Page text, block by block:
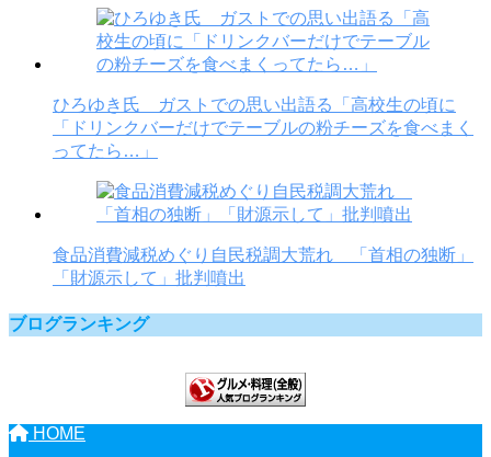
ひろゆき氏 ガストでの思い出語る「高校生の頃に
「ドリンクバーだけでテーブルの粉チーズを食べまく
ってたら…」
食品消費減税めぐり自民税調大荒れ 「首相の独断」
「財源示して」批判噴出
ブログランキング
HOME